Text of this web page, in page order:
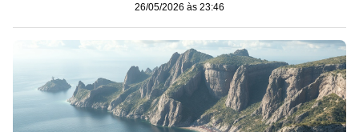
26/05/2026 às 23:46